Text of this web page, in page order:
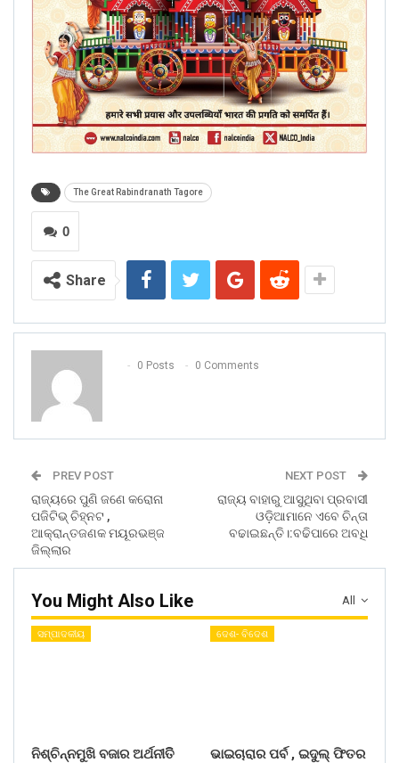
The Great Rabindranath Tagore
0
Share
0 Posts 0 Comments
PREV POST
ରାଜ୍ୟରେ ପୁଣି ଜଣେ କରୋନା
ପଜିଟିଭ୍ ଚିହ୍ନଟ ,
ଆକ୍ରାନ୍ତଜଣକ ମୟୂରଭଞ୍ଜ
ଜିଲ୍ଲାର
NEXT POST
ରାଜ୍ୟ ବାହାରୁ ଆସୁଥିବା ପ୍ରବାସୀ
ଓଡ଼ିଆମାନେ ଏବେ ଚିନ୍ତା
ବଢାଇଛନ୍ତି।:ବଢିପାରେ ଅବଧି
All
You Might Also Like
ସମ୍ପାଦକୀୟ
ନିଶ୍ଚିନ୍ନମୁଖି ବଜାର ଅର୍ଥନୀତିି
ଦେଶ- ବିଦେଶ
ଭାଇଚାରାର ପର୍ବ , ଇଦୁଲ୍ ଫିତର